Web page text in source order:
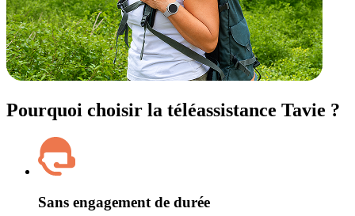
Pourquoi choisir la téléassistance Tavie ?
Sans engagement de durée